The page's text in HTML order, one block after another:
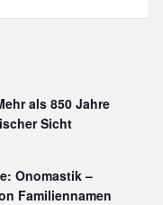
als 850 Jahre
Sicht
Onomastik –
Familiennamen